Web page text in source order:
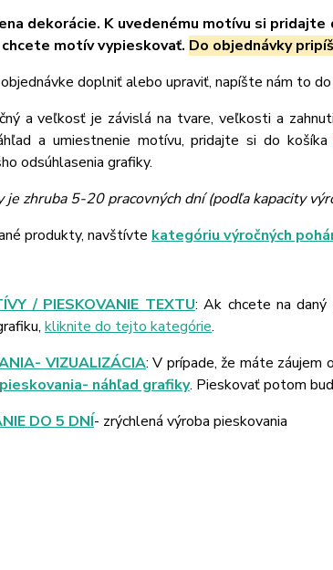
dekorácie. K uvedenému motívu si
motív vypieskovať. Do objednávky
doplniť alebo upraviť, napíšte nám to
a veľkosť je závislá na tvare, veľkosti a
a umiestnenie motívu, pridajte si do košíka
odsúhlasenia grafiky.
je zhruba 5-20 pracovných dní (podľa kapacity
produkty, navštívte kategóriu výročných
/ PIESKOVANIE TEXTU: Ak chcete na
kliknite do tejto kategórie.
VIZUALIZÁCIA: V prípade, že máte záujem
náhľad grafiky. Pieskovať potom
DO 5 DNÍ- zrýchlená výroba pieskovania